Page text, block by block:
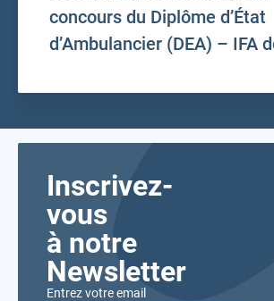
concours du Diplôme d’État
d’Ambulancier (DEA) – IFA
Inscrivez-
vous
à notre
Newsletter
Entrez votre email